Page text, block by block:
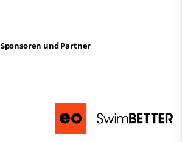
Sponsoren und Partner